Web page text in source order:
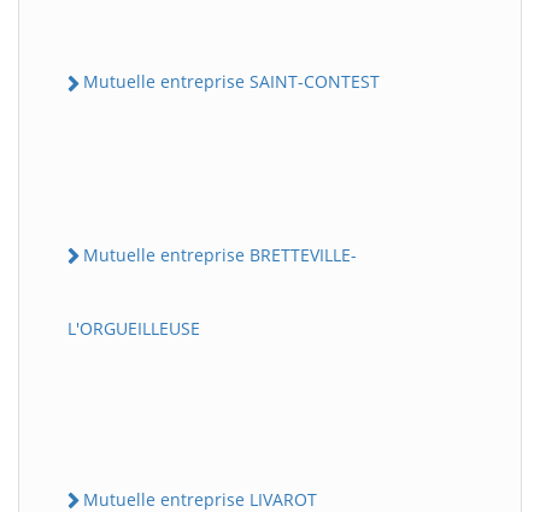
Mutuelle entreprise SAINT-CONTEST
Mutuelle entreprise BRETTEVILLE-
L'ORGUEILLEUSE
Mutuelle entreprise LIVAROT